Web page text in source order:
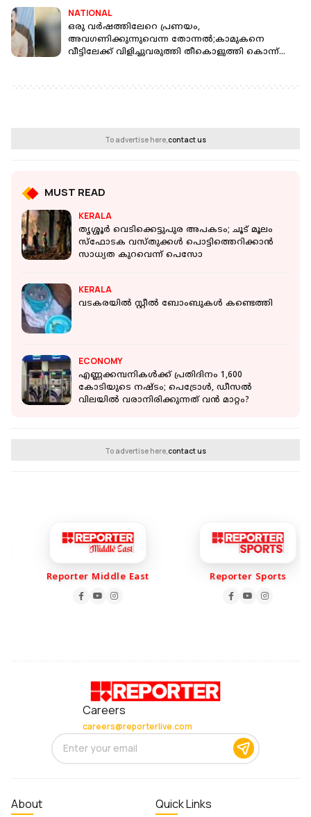
NATIONAL
ഒരു വർഷത്തിലേറെ പ്രണയം,
അവഗണിക്കുന്നുവെന്ന തോന്നൽ;കാമുകനെ
വീട്ടിലേക്ക് വിളിച്ചുവരുത്തി തീകൊളുത്തി കൊന്ന്
To advertise here,contact us
MUST READ
KERALA
തൃശ്ശൂര്‍ വെടിക്കെട്ടുപുര അപകടം; ചൂട് മൂലം
സ്‌ഫോടക വസ്തുക്കള്‍ പൊട്ടിത്തെറിക്കാന്‍
സാധ്യത കുറവെന്ന് പെസോ
KERALA
വടകരയില്‍ സ്റ്റീൽ ബോംബുകൾ കണ്ടെത്തി
ECONOMY
എണ്ണക്കമ്പനികള്‍ക്ക് പ്രതിദിനം 1,600
കോടിയുടെ നഷ്ടം; പെട്രോള്‍, ഡീസല്‍
വിലയില്‍ വരാനിരിക്കുന്നത് വന്‍ മാറ്റം?
To advertise here,contact us
Reporter Middle East Reporter Sports
Careers
careers@reporterlive.com
About Quick Links